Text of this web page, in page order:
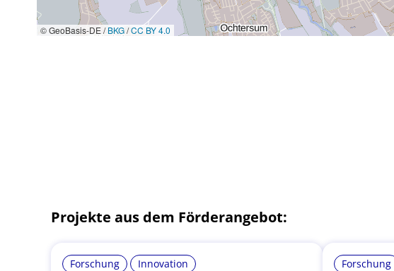
© GeoBasis-DE /BKG/CC BY 4.0
Projekte aus dem Förderangebot:
Forschung Innovation Forschung